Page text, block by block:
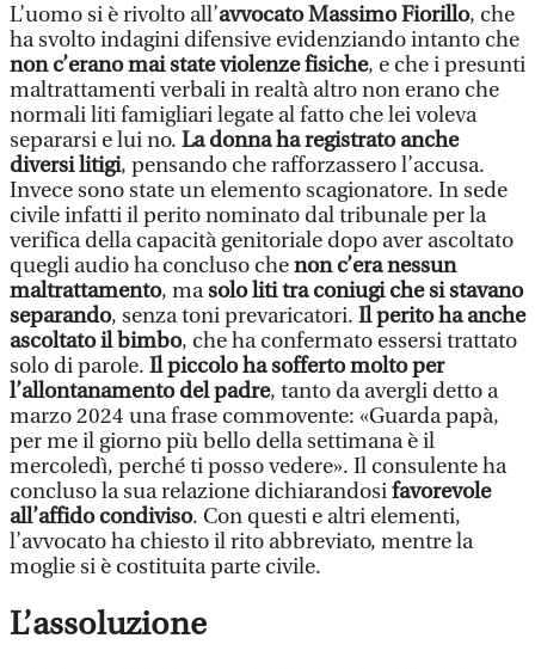
L’uomo si è rivolto all’avvocato Massimo Fiorillo, che
ha svolto indagini difensive evidenziando intanto che
non c’erano mai state violenze fisiche, e che i presunti
maltrattamenti verbali in realtà altro non erano che
normali liti famigliari legate al fatto che lei voleva
separarsi e lui no. La donna ha registrato anche
diversi litigi, pensando che rafforzassero l’accusa.
Invece sono state un elemento scagionatore. In sede
civile infatti il perito nominato dal tribunale per la
verifica della capacità genitoriale dopo aver ascoltato
quegli audio ha concluso chenon c’era nessun
maltrattamento, masolo liti tra coniugi che si stavano
separando, senza toni prevaricatori. Il perito ha anche
ascoltato il bimbo, che ha confermato essersi trattato
solo di parole. Il piccolo ha sofferto molto per
l’allontanamento del padre, tanto da avergli detto a
marzo 2024 una frase commovente: «Guarda papà,
per me il giorno più bello della settimana è il
mercoledì, perché ti posso vedere». Il consulente ha
concluso la sua relazione dichiarandosifavorevole
all’affido condiviso. Con questi e altri elementi,
l’avvocato ha chiesto il rito abbreviato, mentre la
moglie si è costituita parte civile.
L’assoluzione